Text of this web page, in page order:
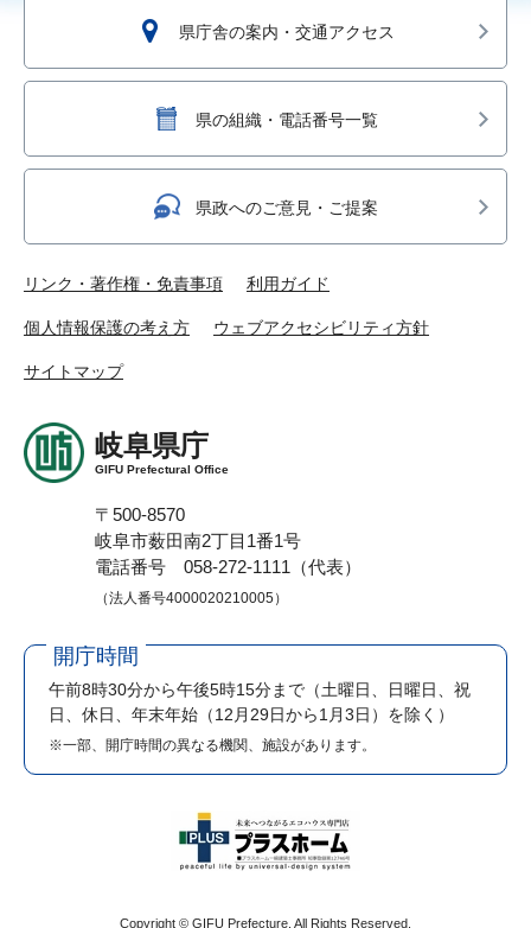
県庁舎の案内・交通アクセス
県の組織・電話番号一覧
県政へのご意見・ご提案
リンク・著作権・免責事項 利用ガイド
個人情報保護の考え方 ウェブアクセシビリティ方針
サイトマップ
岐阜県庁
GIFU Prefectural Office
〒500-8570
岐阜市薮田南2丁目1番1号
電話番号 058-272-1111（代表）
（法人番号4000020210005）
開庁時間
午前8時30分から午後5時15分まで （土曜日、日曜日、祝
日、休日、年末年始（12月29日から1月3日）を除く）
※一部、開庁時間の異なる機関、施設があります。
Copyright © GIFU Prefecture. All Rights Reserved.